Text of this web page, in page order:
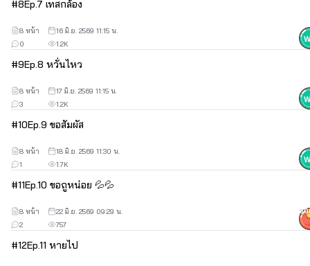
#8Ep.7 เทสกล้อง
1.2K
0
8 หน้า 16 มิ.ย. 2569 11:15 น.
#9Ep.8 หวั่นไหว
1.2K
3
8 หน้า 17 มิ.ย. 2569 11:15 น.
#10Ep.9 ขอสัมผัส
1.7K
1
8 หน้า 18 มิ.ย. 2569 11:30 น.
#11Ep.10 ขอถูหน่อย 💦💦
757
2
8 หน้า 22 มิ.ย. 2569 09:29 น.
#12Ep.11 หายไป